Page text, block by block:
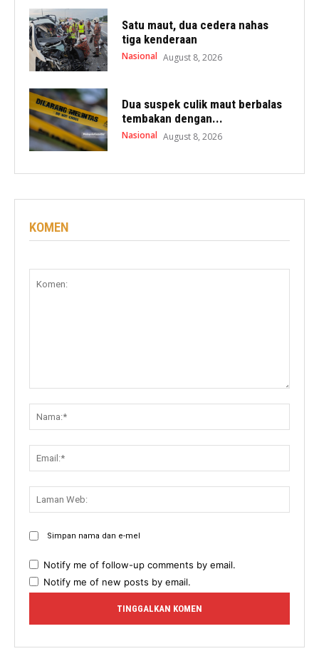
Satu maut, dua cedera nahas
tiga kenderaan
Nasional August 8, 2026
Dua suspek culik maut berbalas
tembakan dengan...
Nasional August 8, 2026
KOMEN
Simpan nama dan e-mel
Notify me of follow-up comments by email.
Notify me of new posts by email.